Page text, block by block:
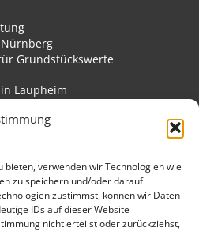
bieten, verwenden wir Technologien wie
zu speichern und/oder darauf
zustimmst, können wir Daten
IDs auf dieser Website
nicht erteilst oder zurückziehst,
Grundstückswerte
Laupheim
Edewecht
Stadthagen
Eislingen/Fils